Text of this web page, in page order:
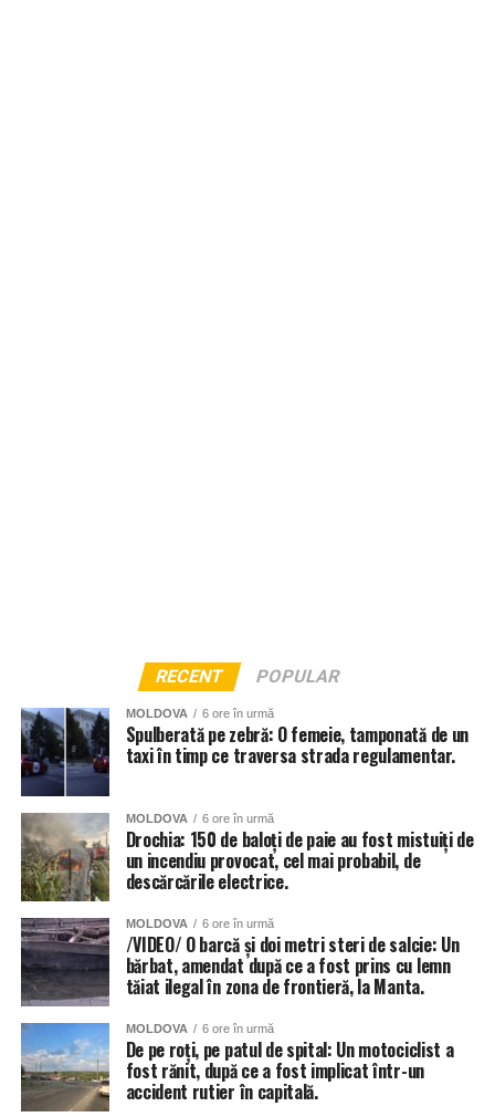
RECENT POPULAR
MOLDOVA 6 ore în urmă
Spulberată pe zebră: O femeie, tamponată de un
taxi în timp ce traversa strada regulamentar.
MOLDOVA 6 ore în urmă
Drochia: 150 de baloți de paie au fost mistuiți de
un incendiu provocat, cel mai probabil, de
descărcările electrice.
MOLDOVA 6 ore în urmă
/VIDEO/ O barcă și doi metri steri de salcie: Un
bărbat, amendat după ce a fost prins cu lemn
tăiat ilegal în zona de frontieră, la Manta.
MOLDOVA 6 ore în urmă
De pe roți, pe patul de spital: Un motociclist a
fost rănit, după ce a fost implicat într-un
accident rutier în capitală.